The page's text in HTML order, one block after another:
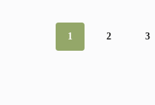
1 2 3